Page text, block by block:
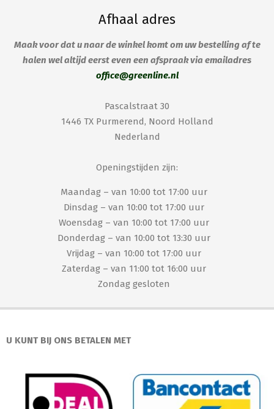
Afhaal adres
Maak voor dat u naar de winkel komt om uw bestelling af te
halen wel altijd eerst even een afspraak via emailadres
office@greenline.nl
Pascalstraat 30
1446 TX Purmerend, Noord Holland
Nederland
Openingstijden zijn:
Maandag – van 10:00 tot 17:00 uur
Dinsdag – van 10:00 tot 17:00 uur
Woensdag – van 10:00 tot 17:00 uur
Donderdag – van 10:00 tot 13:30 uur
Vrijdag – van 10:00 tot 17:00 uur
Zaterdag – van 11:00 tot 16:00 uur
Zondag gesloten
U KUNT BIJ ONS BETALEN MET